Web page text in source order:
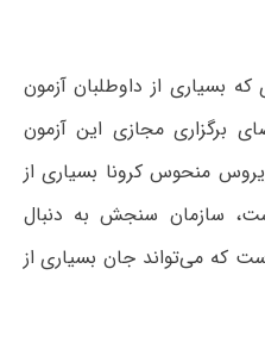
بسیاری از داوطلبان آزمون
برگزاری مجازی این آزمون
منحوس کرونا بسیاری از
سازمان سنجش به دنبال
که می‌تواند جان بسیاری از